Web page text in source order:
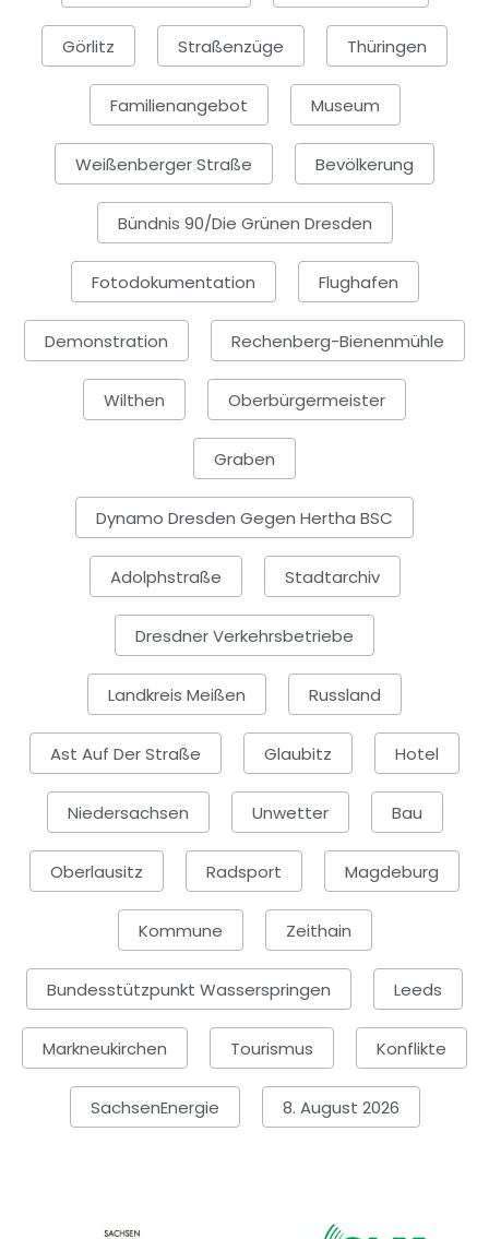
Görlitz Straßenzüge Thüringen
Familienangebot Museum
Weißenberger Straße Bevölkerung
Bündnis 90/Die Grünen Dresden
Fotodokumentation Flughafen
Demonstration Rechenberg-Bienenmühle
Wilthen Oberbürgermeister
Graben
Dynamo Dresden Gegen Hertha BSC
Adolphstraße Stadtarchiv
Dresdner Verkehrsbetriebe
Landkreis Meißen Russland
Ast Auf Der Straße Glaubitz Hotel
Niedersachsen Unwetter Bau
Oberlausitz Radsport Magdeburg
Kommune Zeithain
Bundesstützpunkt Wasserspringen Leeds
Markneukirchen Tourismus Konflikte
SachsenEnergie 8. August 2026